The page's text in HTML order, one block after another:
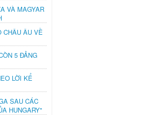
VÀ MAGYAR
CHÂU ÂU VỀ
5 ĐẢNG
LỜI KỂ
SAU CÁC
HUNGARY"